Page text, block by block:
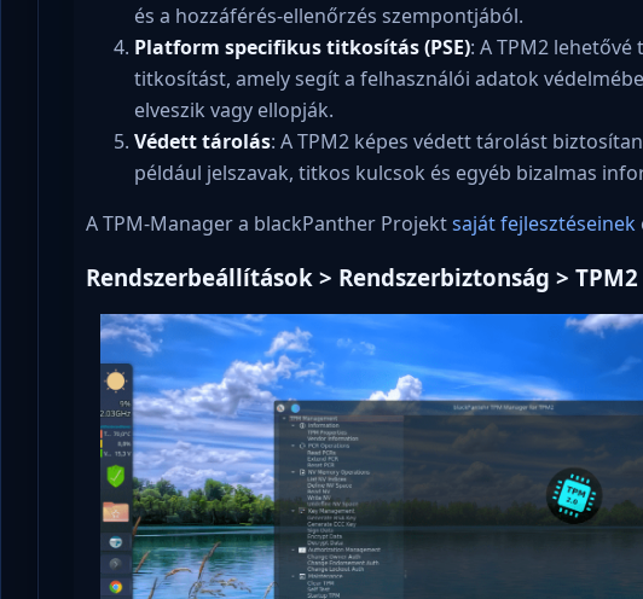
és a hozzáférés-ellenőrzés szempontjából.
Platform specifikus titkosítás (PSE): A TPM2
titkosítást, amely segít a felhasználói adatok
elveszik vagy ellopják.
Védett tárolás: A TPM2 képes védett tárolást
például jelszavak, titkos kulcsok és egyéb bizalmas
A TPM-Manager a blackPanther Projektsaját fejlesztéseinek
Rendszerbeállítások > Rendszerbiztonság >